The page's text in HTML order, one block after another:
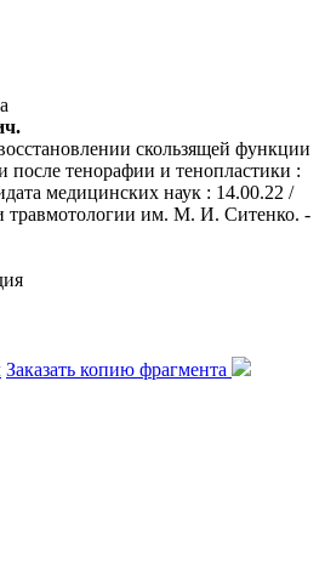
скользящей функции
после тенорафии и тенопластики :
медицинских наук : 14.00.22 /
им. М. И. Ситенко. -
Заказать копию фрагмента